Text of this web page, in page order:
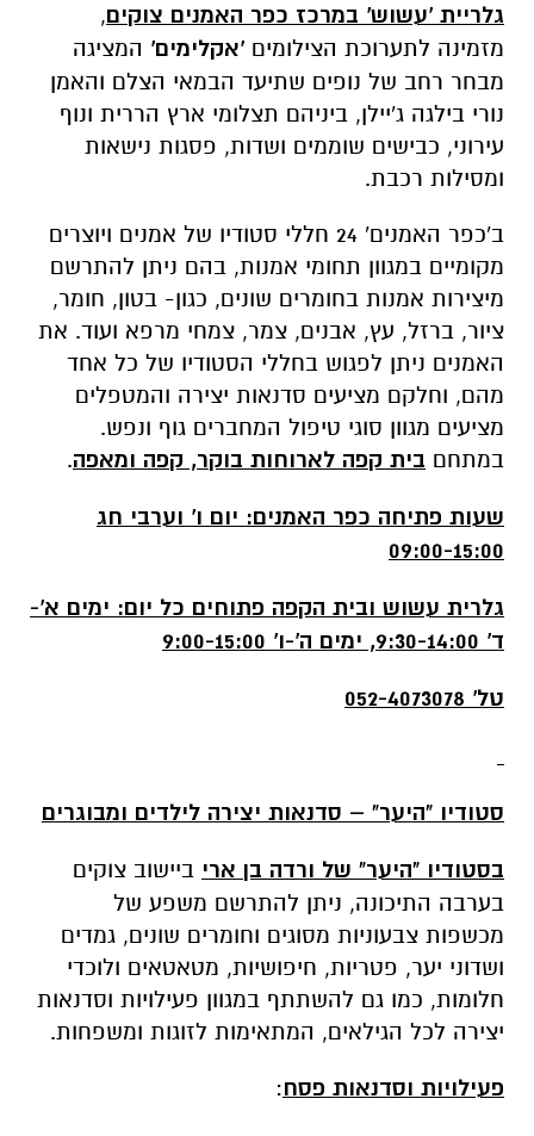
גלריית 'עשוש' במרכז כפר האמנים צוקים,
מזמינה לתערוכת הצילומים 'אקלימים' המציגה
מבחר רחב של נופים שתיעד הבמאי הצלם והאמן
נורי בילגה ג'יילן, ביניהם תצלומי ארץ הררית ונוף
עירוני, כבישים שוממים ושדות, פסגות נישאות
ומסילות רכבת.
ב'כפר האמנים' 24 חללי סטודיו של אמנים ויוצרים
מקומיים במגוון תחומי אמנות, בהם ניתן להתרשם
מיצירות אמנות בחומרים שונים, כגון- בטון, חומר,
ציור, ברזל, עץ, אבנים, צמר, צמחי מרפא ועוד. את
האמנים ניתן לפגוש בחללי הסטודיו של כל אחד
מהם, וחלקם מציעים סדנאות יצירה והמטפלים
מציעים מגוון סוגי טיפול המחברים גוף ונפש.
במתחם בית קפה לארוחות בוקר, קפה ומאפה.
שעות פתיחה כפר האמנים: יום ו' וערבי חג
09:00-15:00
גלרית עשוש ובית הקפה פתוחים כל יום: ימים א'-
ד' 9:30-14:00, ימים ה'-ו' 9:00-15:00
טל' 052-4073078
סטודיו "היער" – סדנאות יצירה לילדים ומבוגרים
בסטודיו "היער" של ורדה בן ארי ביישוב צוקים
בערבה התיכונה, ניתן להתרשם משפע של
מכשפות צבעוניות מסוגים וחומרים שונים, גמדים
ושדוני יער, פטריות, חיפושיות, מטאטאים ולוכדי
חלומות, כמו גם להשתתף במגוון פעילויות וסדנאות
יצירה לכל הגילאים, המתאימות לזוגות ומשפחות.
פעילויות וסדנאות פסח: